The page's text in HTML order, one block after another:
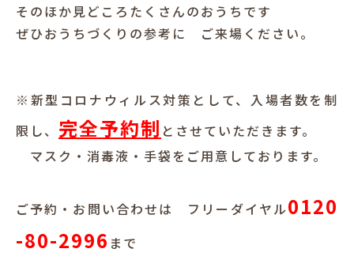
そのほか見どころたくさんのおうちです
ぜひおうちづくりの参考に ご来場ください。
※新型コロナウィルス対策として、入場者数を制
限し、 完全予約制 とさせていただきます。
マスク・消毒液・手袋をご用意しております。
ご予約・お問い合わせは フリーダイヤル0120
-80-2996 まで